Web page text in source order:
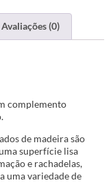
Avaliações (0)
complemento
de madeira são
superfície lisa
e rachadelas,
uma variedade de